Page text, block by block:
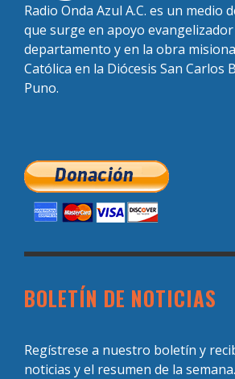
Radio Onda Azul A.C. es un medio
que surge en apoyo
departamento y en la obra
Católica en la Diócesis San Carlos
Puno.
BOLETÍN DE NOTICIAS
Regístrese a nuestro boletín y
noticias y el resumen de la semana.